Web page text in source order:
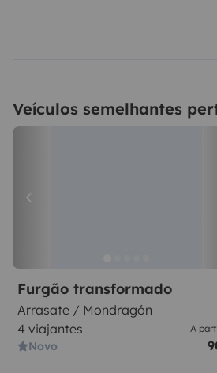
Veículos semelhantes
Furgão transformado
Arrasate / Mondragón
4 viajantes
Novo
A